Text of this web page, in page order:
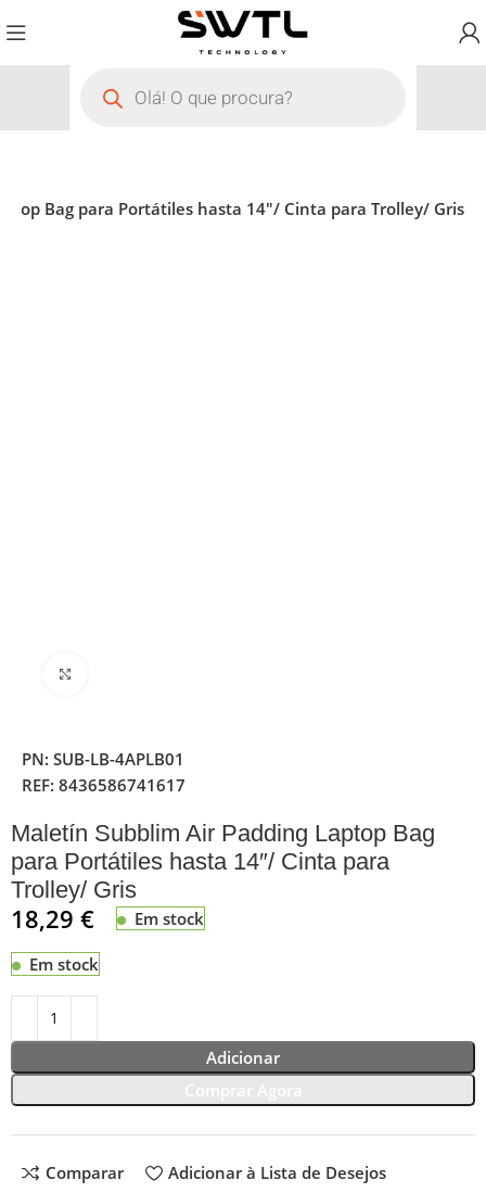
Bag para Portátiles hasta 14″/ Cinta para Trolley/ Gris
PN:SUB-LB-4APLB01
REF:8436586741617
Maletín Subblim Air Padding Laptop Bag
para Portátiles hasta 14″/ Cinta para
Trolley/ Gris
18,29€ Em stock
Em stock
Adicionar
Comparar Adicionar à Lista de Desejos